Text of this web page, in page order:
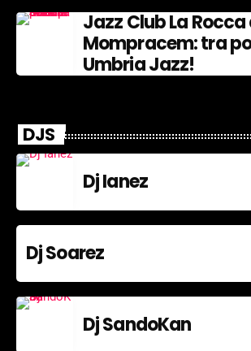
Jazz Club La Rocca
Mompracem: tra
Umbria Jazz!
DJS
Dj Ianez
Dj Soarez
Dj SandoKan